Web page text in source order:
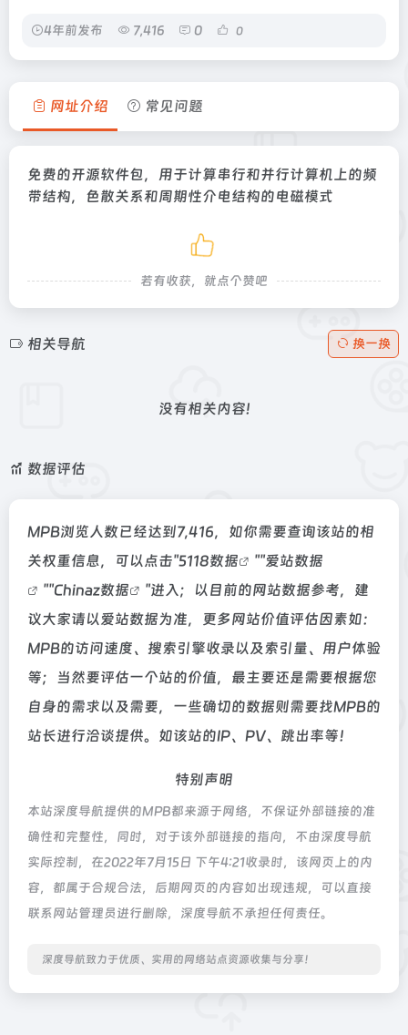
4年前发布 7,416 0 0
网址介绍 常见问题
免费的开源软件包，用于计算串行和并行计算机上的频
带结构，色散关系和周期性介电结构的电磁模式
若有收获，就点个赞吧
相关导航 换一换
没有相关内容!
数据评估
MPB浏览人数已经达到7,416，如你需要查询该站的相
关权重信息，可以点击"5118数据 ""爱站数据
""Chinaz数据
"进入；以目前的网站数据参考，建
议大家请以爱站数据为准，更多网站价值评估因素如：
MPB的访问速度、搜索引擎收录以及索引量、用户体验
等；当然要评估一个站的价值，最主要还是需要根据您
自身的需求以及需要，一些确切的数据则需要找MPB的
站长进行洽谈提供。如该站的IP、PV、跳出率等！
特别声明
本站深度导航提供的MPB都来源于网络，不保证外部链接的准
确性和完整性，同时，对于该外部链接的指向，不由深度导航
实际控制，在2022年7月15日 下午4:21收录时，该网页上的内
容，都属于合规合法，后期网页的内容如出现违规，可以直接
联系网站管理员进行删除，深度导航不承担任何责任。
深度导航致力于优质、实用的网络站点资源收集与分享！